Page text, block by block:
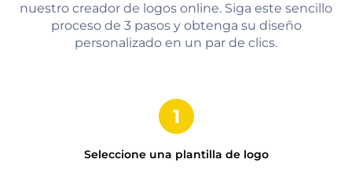
nuestro creador de logos online. Siga este sencillo
proceso de 3 pasos y obtenga su diseño
personalizado en un par de clics.
Seleccione una plantilla de logo